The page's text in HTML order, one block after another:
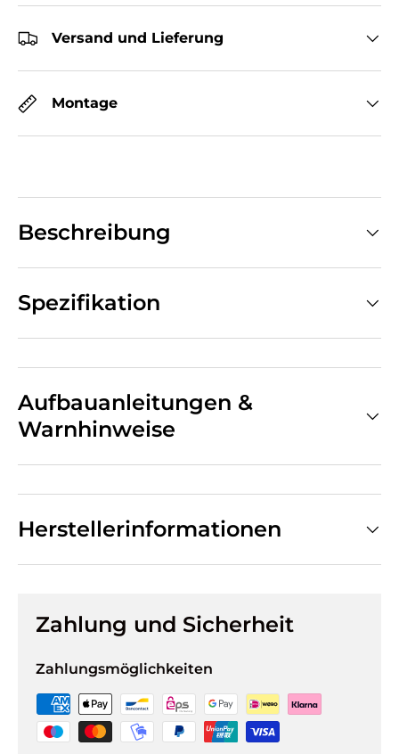
Versand und Lieferung
Montage
Beschreibung
Spezifikation
Aufbauanleitungen &
Warnhinweise
Herstellerinformationen
Zahlung und Sicherheit
Zahlungsmöglichkeiten